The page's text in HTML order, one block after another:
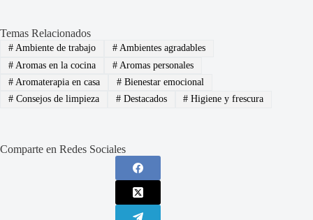
Temas Relacionados
#Ambiente de trabajo #Ambientes agradables
#Aromas en la cocina #Aromas personales
#Aromaterapia en casa #Bienestar emocional
#Consejos de limpieza #Destacados # Higiene y frescura
Comparte en Redes Sociales